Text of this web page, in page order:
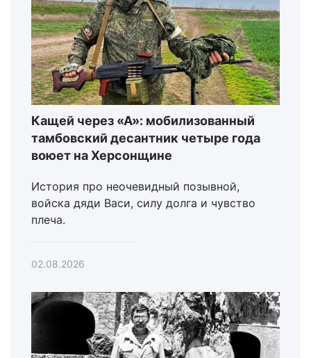
Кащей через «А»: мобилизованный
тамбовский десантник четыре года
воюет на Херсонщине
История про неочевидный позывной,
войска дяди Васи, силу долга и чувство
плеча.
02.08.2026